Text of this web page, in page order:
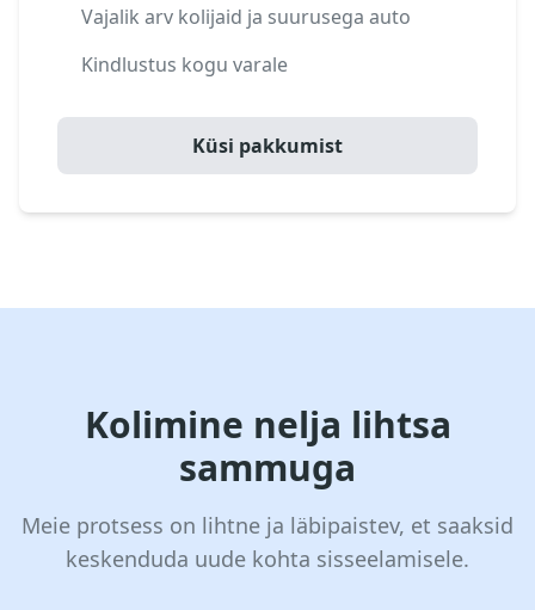
Vajalik arv kolijaid ja suurusega auto
Kindlustus kogu varale
Küsi pakkumist
Kolimine nelja lihtsa
sammuga
Meie protsess on lihtne ja läbipaistev, et saaksid
keskenduda uude kohta sisseelamisele.